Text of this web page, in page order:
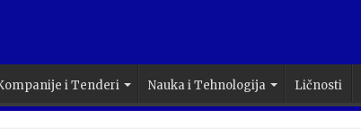
i Tenderi Nauka i Tehnologija Ličnosti